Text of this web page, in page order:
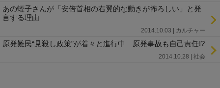
あの蛭子さんが「安倍首相の右翼的な動きが怖ろしい」と発
言する理由
2014.10.03 | カルチャー
原発難民“見殺し政策”が着々と進行中 原発事故も自己責任!?
2014.10.28 | 社会